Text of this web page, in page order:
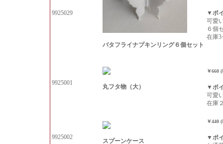
9925029
バタフライナプキンリング６個セット
▼ポ
可愛
６個
在庫3
9925001
丸フタ物（大）
￥660
▼ポ
可愛
在庫
9925002
スプーンケース
￥440
▼ポ